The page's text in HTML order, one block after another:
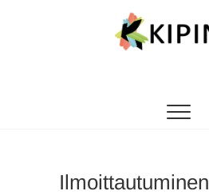
Ilmoittautuminen